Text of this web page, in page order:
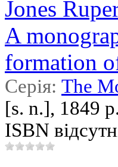
Jones
A
formation
Серія: The
[s. n.], 1849 р.
ISBN